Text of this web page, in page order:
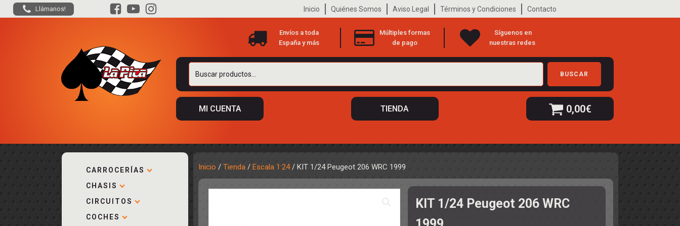
Llámanos! Inicio Quiénes Somos Aviso Legal Términos y Condiciones Contacto
Envíos a toda
España y más
Múltiples formas
de pago
Síguenos en
nuestras redes
Buscar
BUSCAR
MI CUENTA TIENDA 0,00€
CARROCERÍAS
CHASIS
CIRCUITOS
COCHES
Inicio / Tienda / Escala 1:24/ KIT 1/24 Peugeot 206 WRC 1999
KIT 1/24 Peugeot 206 WRC